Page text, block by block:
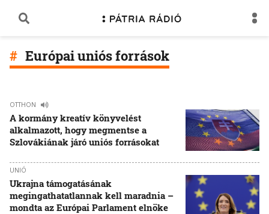
Európai uniós források
OTTHON
A kormány kreatív könyvelést
alkalmazott, hogy megmentse a
Szlovákiának járó uniós forrásokat
UNIÓ
Ukrajna támogatásának
megingathatatlannak kell maradnia –
mondta az Európai Parlament elnöke